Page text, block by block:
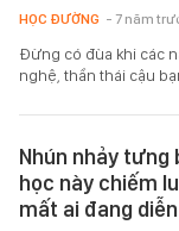
HỌC ĐƯỜNG - 7 năm
Đừng có đùa khi các
nghệ, thần thái cậu
Nhún nhảy tưng
học này chiếm
mất ai đang diễn